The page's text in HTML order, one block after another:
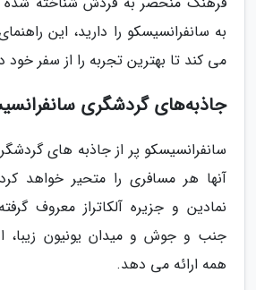
به سانفرانسیسکو را دارید، این
می کند تا بهترین تجربه را از سفر خود
جاذبه‌های گردشگری
سانفرانسیسکو پر از جاذبه های
آنها هر مسافری را متحیر خواهد
نمادین و جزیره آلکاتراز معروف
جنب و جوش و میدان یونیون زیبا،
همه ارائه می دهد.